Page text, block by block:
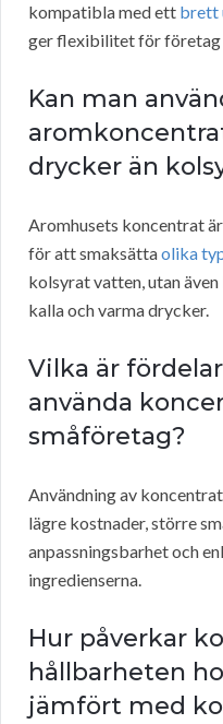
kompatibla med ett brett
ger flexibilitet för företag
Kan man
drycker än
Aromhusets koncentrat
för att smaksättaolika
kolsyrat vatten, utan
kalla och varma drycker.
Vilka är
använda
småföretag?
Användning av koncentrat
lägre kostnader, större
anpassningsbarhet och
ingredienserna.
Hur påverkar
hållbarheten
jämfört med